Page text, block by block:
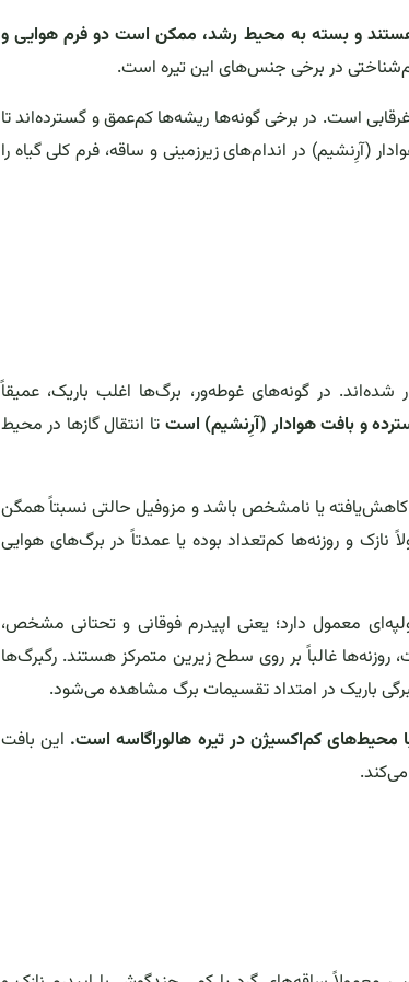
دسته‌های ۳ یا بیشتر در هر گره) هستند و بسته به محیط رشد، ممکن است دو فرم هوایی و
در برخی جنس‌های این تیره است.
است. در برخی گونه‌ها ریشه‌ها کم‌عمق و گسترده‌اند تا
در اندام‌های زیرزمینی و ساقه، فرم کلی گیاه را
شده‌اند. در گونه‌های غوطه‌ور، برگ‌ها اغلب باریک، عمیقاً
و بافت هوادار (آرِنشیم) است تا انتقال گازها در محیط
یا نامشخص باشد و مزوفیل حالتی نسبتاً همگن
و روزنه‌ها کم‌تعداد بوده یا عمدتاً در برگ‌های هوایی
معمول دارد؛ یعنی اپیدرم فوقانی و تحتانی مشخص،
روزنه‌ها غالباً بر روی سطح زیرین متمرکز هستند. رگبرگ‌ها
باریک در امتداد تقسیمات برگ مشاهده می‌شود.
محیط‌های کم‌اکسیژن در تیره هالوراگاسه است. این بافت